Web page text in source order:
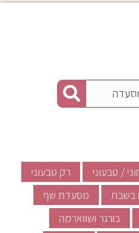
/ טבעוני
רק טבעוני
בשבת
מסעדת שף
בורגר ושווארמה